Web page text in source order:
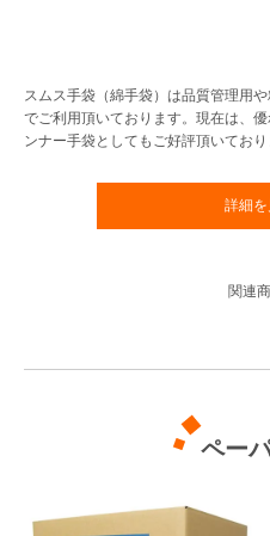
スムス手袋（綿手袋）は品質管理用
でご利用頂いております。現在は、
ンナー手袋としてもご好評頂いており
詳細を
関連
ペー